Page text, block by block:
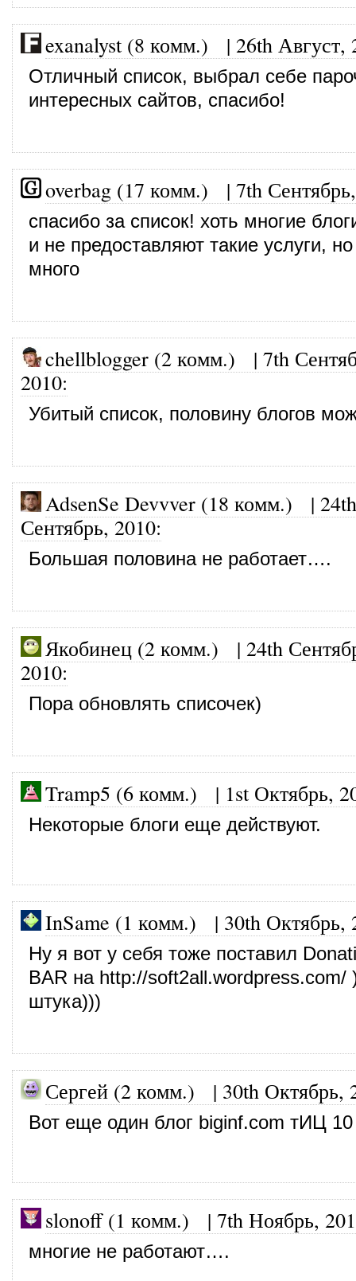
exanalyst (8 комм.) | 26th Август,
Отличный список, выбрал себе
интересных сайтов, спасибо!
overbag (17 комм.) | 7th
спасибо за список! хоть многие
и не предоставляют такие услуги,
много
chellblogger (2 комм.) | 7th
2010:
Убитый список, половину блогов
AdsenSe Devvver (18 комм.) | 24th
Сентябрь, 2010:
Большая половина не работает….
Якобинец (2 комм.) | 24th
2010:
Пора обновлять списочек)
Tramp5 (6 комм.) | 1st Октябрь,
Некоторые блоги еще действуют.
InSame (1 комм.) | 30th Октябрь,
Ну я вот у себя тоже поставил
BAR на http://soft2all.wordpress.com/
штука)))
Сергей (2 комм.) | 30th Октябрь,
Вот еще один блог biginf.com тИЦ 10
slonoff (1 комм.) | 7th Ноябрь,
многие не работают….